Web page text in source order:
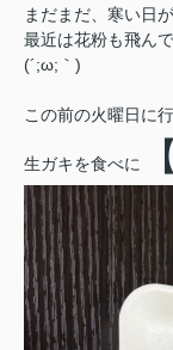
まだまだ、寒い日
最近は花粉も飛ん
(´;ω;｀)
この前の火曜日に
生ガキを食べに